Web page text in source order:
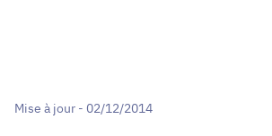
Mise à jour - 02/12/2014